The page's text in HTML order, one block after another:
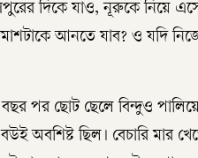
দিকে যাও, নূরুকে নিয়ে
আনতে যাব? ও যদি
পর ছোট ছেলে বিন্দুও
অবশিষ্ট ছিল। বেচারি মার